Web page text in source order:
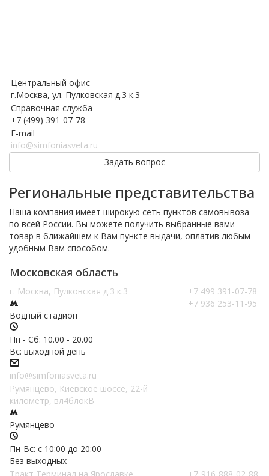
Центральный офис
г.Москва, ул. Пулковская д.3 к.3
Справочная служба
+7 (499) 391-07-78
E-mail
info@simfoniasveta.ru
Задать вопрос
Региональные представительства
Наша компания имеет широкую сеть пунктов самовывоза
по всей России. Вы можете получить выбранные вами
товар в ближайшем к Вам пункте выдачи, оплатив любым
удобным Вам способом.
Московская область
г. Москва, Пулковская д.3 к.3
Водный стадион
Пн - Сб: 10.00 - 20.00
Вс: выходной день
info@simfoniasveta.ru
+7 499 391-07-78
+7 936 253-11-95
Румянцево, Киевское шоссе, 22-й
километр, вл4блокВ
Румянцево
Пн-Вс: с 10:00 до 20:00
Без выходных
Тракт Терминал на Ярославке,
+7-916-888-02-88